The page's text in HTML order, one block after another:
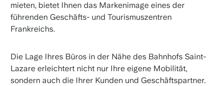
mieten, bietet Ihnen das Markenimage eines der
führenden Geschäfts- und Tourismuszentren
Frankreichs.
Die Lage Ihres Büros in der Nähe des Bahnhofs Saint-
Lazare erleichtert nicht nur Ihre eigene Mobilität,
sondern auch die Ihrer Kunden und Geschäftspartner.